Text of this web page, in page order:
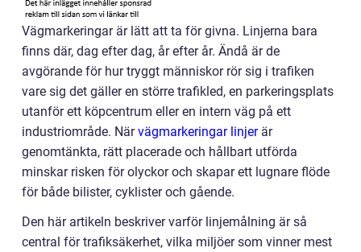
Vägmarkeringar är lätt att ta för givna. Linjerna bara
finns där, dag efter dag, år efter år. Ändå är de
avgörande för hur tryggt människor rör sig i trafiken
vare sig det gäller en större trafikled, en parkeringsplats
utanför ett köpcentrum eller en intern väg på ett
industriområde. Närvägmarkeringar linjerär
genomtänkta, rätt placerade och hållbart utförda
minskar risken för olyckor och skapar ett lugnare flöde
för både bilister, cyklister och gående.
Den här artikeln beskriver varför linjemålning är så
central för trafiksäkerhet, vilka miljöer som vinner mest